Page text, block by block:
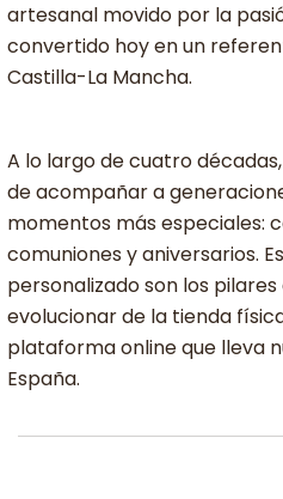
artesanal movido por la
convertido hoy en un
Castilla-La Mancha.
A lo largo de cuatro
de acompañar a
momentos más especiales:
comuniones y aniversarios.
personalizado son los
evolucionar de la tienda
plataforma online que lleva
España.